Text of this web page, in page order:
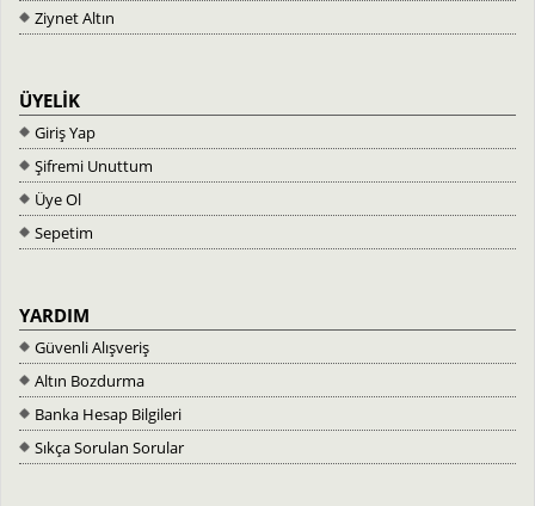
Ziynet Altın
ÜYELİK
Giriş Yap
Şifremi Unuttum
Üye Ol
Sepetim
YARDIM
Güvenli Alışveriş
Altın Bozdurma
Banka Hesap Bilgileri
Sıkça Sorulan Sorular